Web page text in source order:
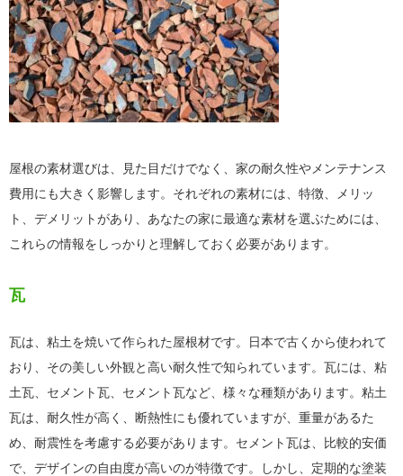
屋根の素材選びは、見た目だけでなく、家の耐久性やメンテナンス
費用にも大きく影響します。それぞれの素材には、特徴、メリッ
ト、デメリットがあり、あなたの家に最適な素材を選ぶためには、
これらの情報をしっかりと理解しておく必要があります。
瓦
瓦は、粘土を焼いて作られた屋根材です。日本で古くから使われて
おり、その美しい外観と高い耐久性で知られています。瓦には、粘
土瓦、セメント瓦、セメント瓦など、様々な種類があります。粘土
瓦は、耐久性が高く、断熱性にも優れていますが、重量があるた
め、耐震性を考慮する必要があります。セメント瓦は、比較的安価
で、デザインの自由度が高いのが特徴です。しかし、定期的な塗装